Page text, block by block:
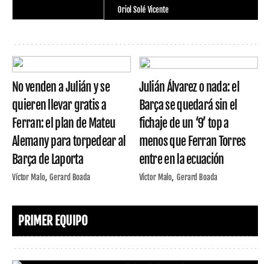
Oriol Solé Vicente
No venden a Julián y se
quieren llevar gratis a
Ferran: el plan de Mateu
Alemany para torpedear al
Barça de Laporta
Víctor Malo Gerard Boada
Julián Álvarez o nada: el
Barça se quedará sin el
fichaje de un ‘9’ top a
menos que Ferran Torres
entre en la ecuación
Víctor Malo Gerard Boada
PRIMER EQUIPO